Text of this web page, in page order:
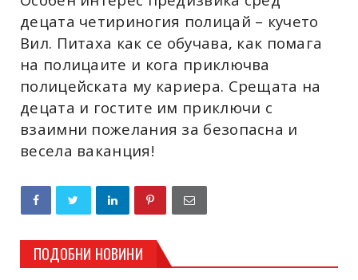
децата четириногия полицай – кучето
Вил. Питаха как се обучава, как помага
на полицаите и кога приключва
полицейската му кариера. Срещата на
децата и гостите им приключи с
взаимни пожелания за безопасна и
весела ваканция!
ПОДОБНИ НОВИНИ